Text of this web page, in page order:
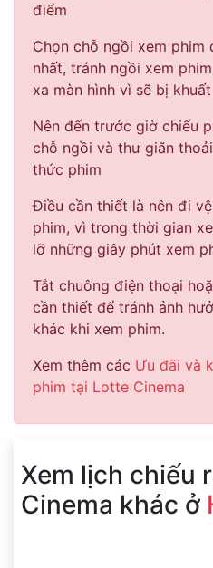
điểm
Chọn chỗ ngồi xem phim
nhất, tránh ngồi xem
xa màn hình vì sẽ bị
Nên đến trước giờ chiếu
chỗ ngồi và thư giãn
thức phim
Điều cần thiết là nên đi
phim, vì trong thời gian
lỡ những giây phút xem
Tắt chuông điện thoại
cần thiết để tránh ảnh
khác khi xem phim.
Xem thêm các Ưu đãi và
phim tại Lotte Cinema
Xem lịch chiếu
Cinema khác ở